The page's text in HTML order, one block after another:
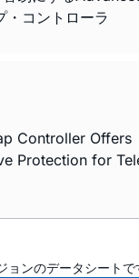
・コントローラ
Controller Offers
Protection for
ョンのデータシートで